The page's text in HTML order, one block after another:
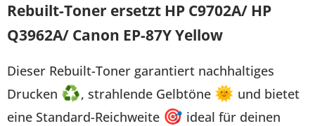
Rebuilt-Toner ersetzt HP C9702A/ HP
Q3962A/ Canon EP-87Y Yellow
Dieser Rebuilt-Toner garantiert nachhaltiges
Drucken ♻, strahlende Gelbtöne 🌞 und bietet
eine Standard-Reichweite 🎯 ideal für deinen